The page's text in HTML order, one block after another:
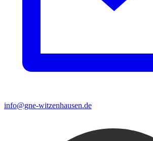
info@gne-witzenhausen.de